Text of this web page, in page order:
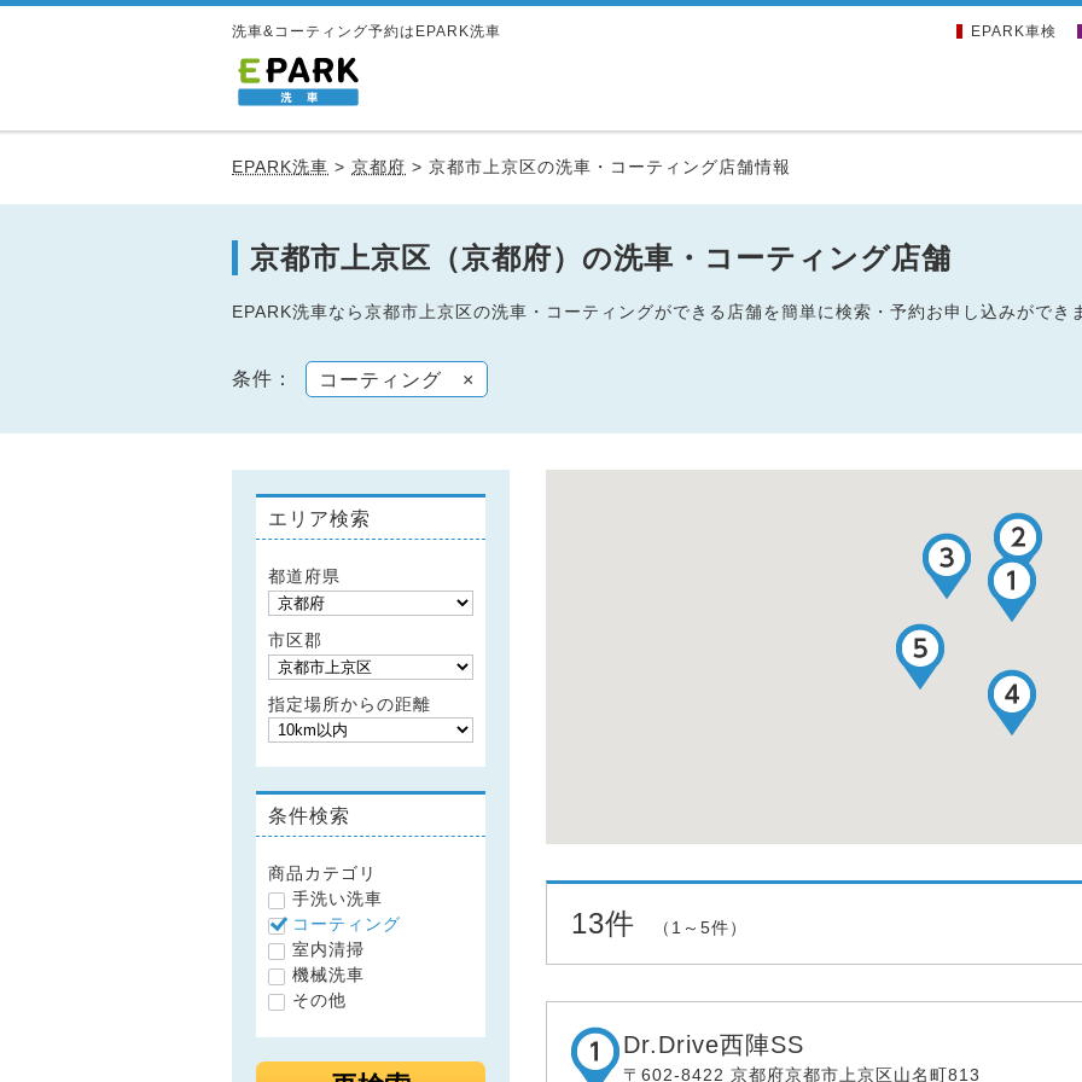
洗車&コーティング予約はEPARK洗車 EPARK車検
EPARK洗車 > 京都府 > 京都市上京区の洗車・コーティング店舗情報
京都市上京区（京都府）の洗車・コーティング店舗
EPARK洗車なら京都市上京区の洗車・コーティングができる店舗を簡単に検索・予約お申し込みができ
条件： コーティング ×
エリア検索
都道府県
市区郡
指定場所からの距離
条件検索
商品カテゴリ
手洗い洗車
コーティング
室内清掃
機械洗車
その他
13件 （1～5件）
Dr.Drive西陣SS
〒602-8422 京都府京都市上京区山名町813